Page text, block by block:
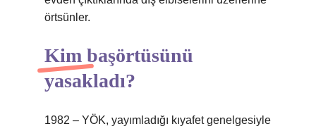
örtsünler.
Kim başörtüsünü
yasakladı?
1982 – YÖK, yayımladığı kıyafet genelgesiyle